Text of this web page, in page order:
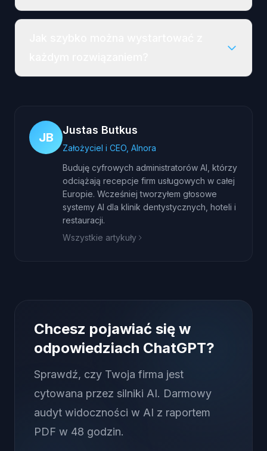
JB
Justas Butkus
Założyciel i CEO, AInora
Buduję cyfrowych administratorów AI, którzy
odciążają recepcje firm usługowych w całej
Europie. Wcześniej tworzyłem głosowe
systemy AI dla klinik dentystycznych, hoteli i
restauracji.
Wszystkie artykuły
Chcesz pojawiać się w
odpowiedziach ChatGPT?
Sprawdź, czy Twoja firma jest
cytowana przez silniki AI. Darmowy
audyt widoczności w AI z raportem
PDF w 48 godzin.